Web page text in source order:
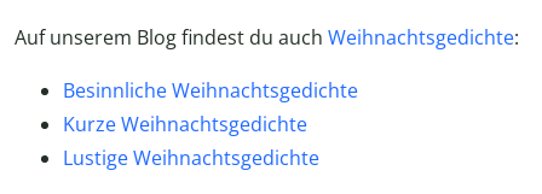
Auf unserem Blog findest du auch Weihnachtsgedichte:
Besinnliche Weihnachtsgedichte
Kurze Weihnachtsgedichte
Lustige Weihnachtsgedichte